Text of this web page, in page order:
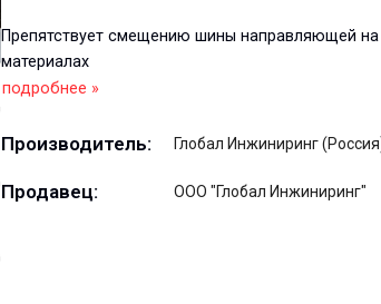
Препятствует смещению шины направляющей на
материалах
подробнее »
Производитель: Глобал Инжиниринг
Продавец: ООО "Глобал Инжиниринг"